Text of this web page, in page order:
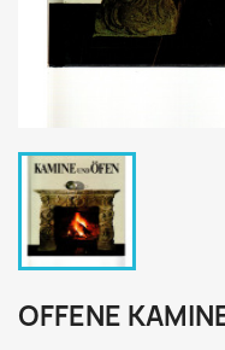
OFFENE